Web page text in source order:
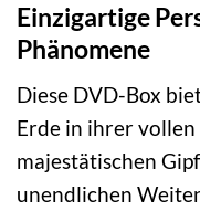
Einzigartige
Phänomene
Diese DVD-Box
Erde in ihrer
majestätischen
unendlichen